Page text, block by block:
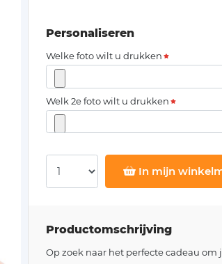
Personaliseren
Welke foto wilt u drukken
Welk 2e foto wilt u drukken
In mijn
Productomschrijving
Op zoek naar het perfecte cadeau